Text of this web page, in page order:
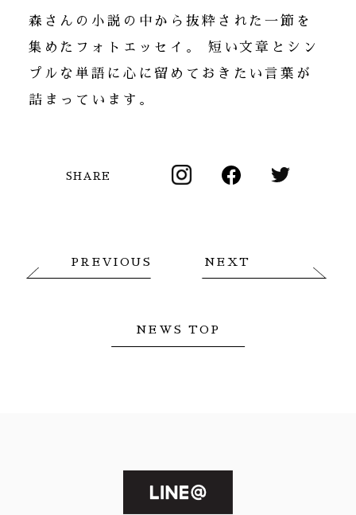
森さんの小説の中から抜粋された一節を
集めたフォトエッセイ。 短い文章とシン
プルな単語に心に留めておきたい言葉が
詰まっています。
SHARE
PREVIOUS
NEWS TOP
NEXT